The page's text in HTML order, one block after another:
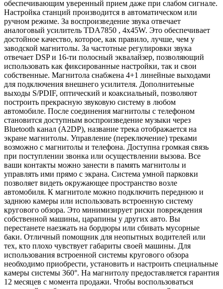
обеспечивающим уверенный прием даже при слабом сигнале.
Настройка станций производится в автоматическом или
ручном режиме. За воспроизведение звука отвечает
аналоговый усилитель TDA7850 , 4x45W. Это обеспечивает
достойное качество, которое, как правило, лучше, чем у
заводской магнитолы. За частотные регулировки звука
отвечает DSP и 16-ти полосный эквалайзер, позволяющий
использовать как фиксированные настройки, так и свои
собственные. Магнитола снабжена 4+1 линейные выходами
для подключения внешнего усилителя. Дополнитеьные
выходы S/PDIF, оптический и коаксиальный, позволяют
построить прекрасную звуковую систему в любом
автомобиле. После соединения магнитолы с телефоном
становится доступным воспроизведение музыки через
Bluetooth канал (A2DP), название трека отображается на
экране магнитолы. Управление (переключение) треками
возможно с магнитолы и телефона. Доступна громкая связь
при поступлении звонка или осуществлении вызова. Все
ваши контакты можно занести в память магнитолы и
управлять ими прямо с экрана. Система умной парковки
позволяет видеть окружающее пространство возле
автомобиля. К магнитоле можно подключить переднюю и
заднюю камеры или использовать встроенную систему
кругового обзора. Это минимизирует риски повреждения
собственной машины, царапины у других авто. Вы
перестанете наезжать на бордюры или сбивать мусорные
баки. Отличный помощник для неопытных водителей или
тех, кто плохо чувствует габариты своей машины. Для
использования встроенной системы кругового обзора
необходимо приобрести, установить и настроить специальные
камеры системы 360°. На магнитолу предоставляется гарантия
12 месяцев с момента продажи. Чтобы воспользоваться